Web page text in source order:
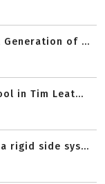
Generation of ...
in Tim Leat...
rigid side sys...